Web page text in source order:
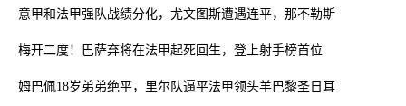
意甲和法甲强队战绩分化，尤文图斯遭遇连平，那不勒斯逆转获胜
梅开二度！巴萨弃将在法甲起死回生，登上射手榜首位
姆巴佩18岁弟弟绝平，里尔队逼平法甲领头羊巴黎圣日耳曼